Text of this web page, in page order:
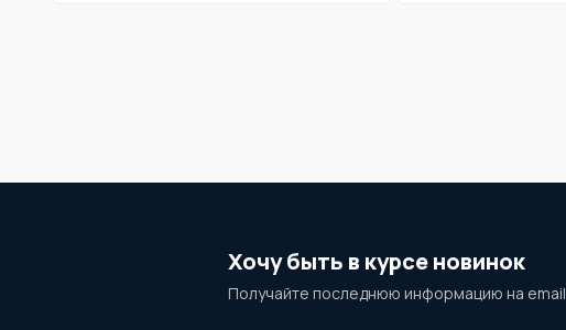
Хочу быть в курсе новинок
Получайте последнюю информацию на email